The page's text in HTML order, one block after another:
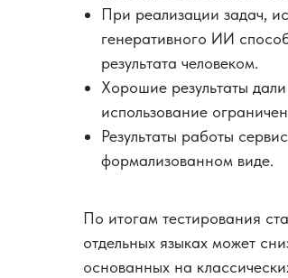
При реализации задач,
генеративного ИИ
результата человеком.
Хорошие результаты
использование
Результаты работы
формализованном виде.
По итогам тестирования
отдельных языках может
основанных на